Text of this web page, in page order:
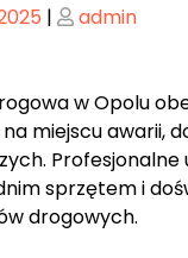
| Posted
admin
w Opolu
miejscu awarii,
Profesjonalne
sprzętem i
drogowych.